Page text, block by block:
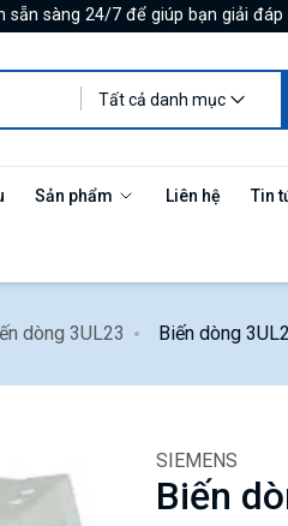
sàng 24/7 để giúp bạn giải
Tất cả danh mục
Sản phẩm Liên hệ Tin
dòng 3UL23 Biến dòng
SIEMENS
Biến